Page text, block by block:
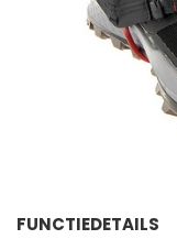
FUNCTIEDETAILS